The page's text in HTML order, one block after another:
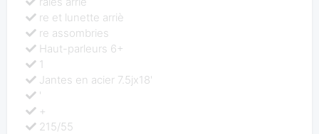
re et lunette arriè
re assombries
Haut-parleurs 6+
1
Jantes en acier 7.5jx18'
'
+
215/55